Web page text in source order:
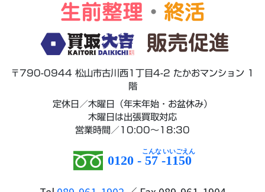
生前整理 ・ 終活
販売促進
〒790-0944 松山市古川西1丁目4-2 たかおマンション 1
階
定休日／木曜日（年末年始・お盆休み）
木曜日は出張買取対応
営業時間／10:00～18:30
0120 - 57 -1150